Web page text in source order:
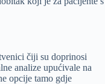
čiji su doprinosi
analize upućivale na
opcije tamo gdje